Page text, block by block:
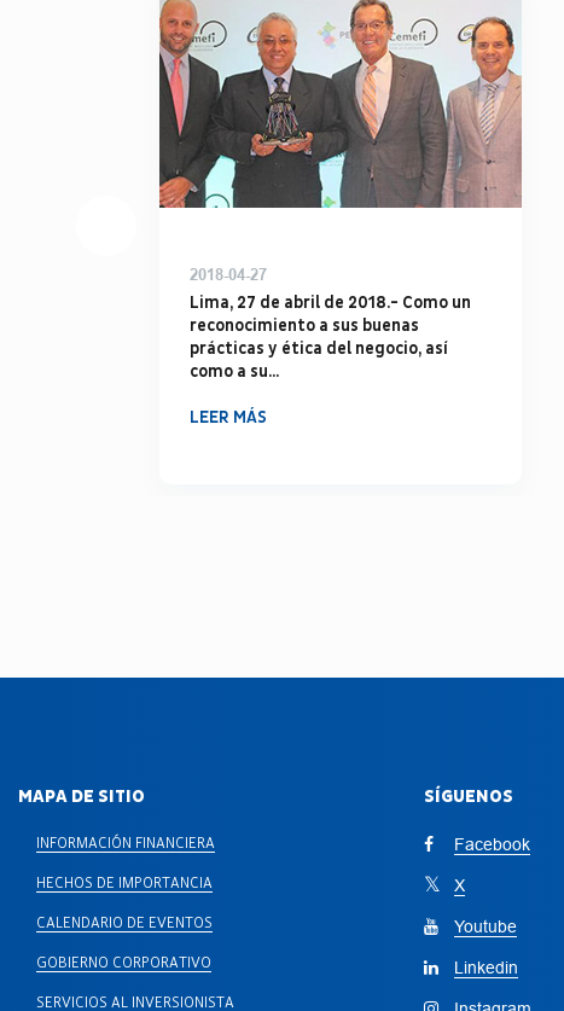
2018-04-27
Lima, 27 de abril de 2018.- Como un
reconocimiento a sus buenas
prácticas y ética del negocio, así
como a su...
LEER MÁS
MAPA DE SITIO
INFORMACIÓN FINANCIERA
HECHOS DE IMPORTANCIA
CALENDARIO DE EVENTOS
GOBIERNO CORPORATIVO
SERVICIOS AL INVERSIONISTA
SÍGUENOS
Facebook
X
Youtube
Linkedin